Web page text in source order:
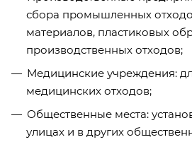
сбора промышленных
материалов, пластиковых
производственных отходов;
Медицинские учреждения:
медицинских отходов;
Общественные места:
улицах и в других